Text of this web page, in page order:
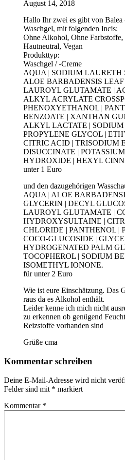
August 14, 2018
Hallo Ihr zwei es gibt von Balea
Waschgel, mit folgenden Incis:
Ohne Alkohol, Ohne Farbstoffe,
Hautneutral, Vegan
Produkttyp:
Waschgel / -Creme
AQUA | SODIUM LAURETH
ALOE BARBADENSIS
LAUROYL GLUTAMATE |
ALKYL ACRYLATE
PHENOXYETHANOL |
BENZOATE | XANTHAN
ALKYL LACTATE | SODIUM
PROPYLENE GLYCOL |
CITRIC ACID | TRISODIUM
DISUCCINATE |
HYDROXIDE | HEXYL
unter 1 Euro
und den dazugehörigen
AQUA | ALOE
GLYCERIN | DECYL
LAUROYL GLUTAMATE |
HYDROXYSULTAINE |
CHLORIDE | PANTHENOL |
COCO-GLUCOSIDE |
HYDROGENATED PALM
TOCOPHEROL | SODIUM
ISOMETHYL IONONE.
für unter 2 Euro
Wie ist eure Einschätzung. Das
raus da es Alkohol enthält.
Leider kenne ich mich nicht
zu erkennen ob genügend
Reizstoffe vorhanden sind
Grüße cma
Kommentar schreiben
Deine E-Mail-Adresse wird nicht
Felder sind mit * markiert
Kommentar *